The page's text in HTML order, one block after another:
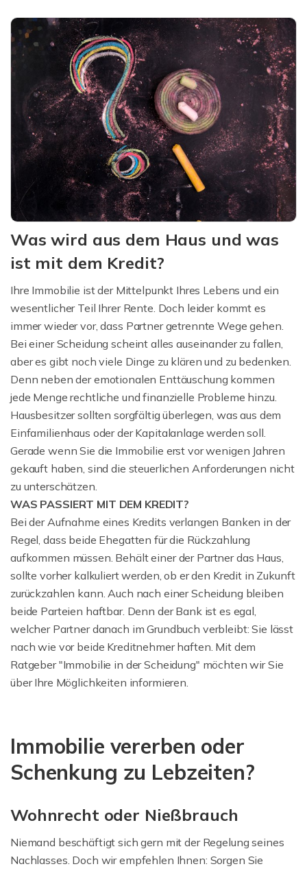
Was wird aus dem Haus und was
ist mit dem Kredit?
Ihre Immobilie ist der Mittelpunkt Ihres Lebens und ein
wesentlicher Teil Ihrer Rente. Doch leider kommt es
immer wieder vor, dass Partner getrennte Wege gehen.
Bei einer Scheidung scheint alles auseinander zu fallen,
aber es gibt noch viele Dinge zu klären und zu bedenken.
Denn neben der emotionalen Enttäuschung kommen
jede Menge rechtliche und finanzielle Probleme hinzu.
Hausbesitzer sollten sorgfältig überlegen, was aus dem
Einfamilienhaus oder der Kapitalanlage werden soll.
Gerade wenn Sie die Immobilie erst vor wenigen Jahren
gekauft haben, sind die steuerlichen Anforderungen nicht
zu unterschätzen.
WAS PASSIERT MIT DEM KREDIT?
Bei der Aufnahme eines Kredits verlangen Banken in der
Regel, dass beide Ehegatten für die Rückzahlung
aufkommen müssen. Behält einer der Partner das Haus,
sollte vorher kalkuliert werden, ob er den Kredit in Zukunft
zurückzahlen kann. Auch nach einer Scheidung bleiben
beide Parteien haftbar. Denn der Bank ist es egal,
welcher Partner danach im Grundbuch verbleibt: Sie lässt
nach wie vor beide Kreditnehmer haften. Mit dem
Ratgeber "Immobilie in der Scheidung" möchten wir Sie
über Ihre Möglichkeiten informieren.
Immobilie vererben oder
Schenkung zu Lebzeiten?
Wohnrecht oder Nießbrauch
Niemand beschäftigt sich gern mit der Regelung seines
Nachlasses. Doch wir empfehlen Ihnen: Sorgen Sie